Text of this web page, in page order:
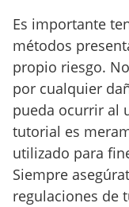
Es importante
métodos
propio riesgo.
por cualquier
pueda ocurrir al
tutorial es
utilizado para
Siempre
regulaciones de